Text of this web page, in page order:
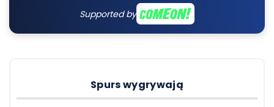
Supported by
Spurs wygrywają